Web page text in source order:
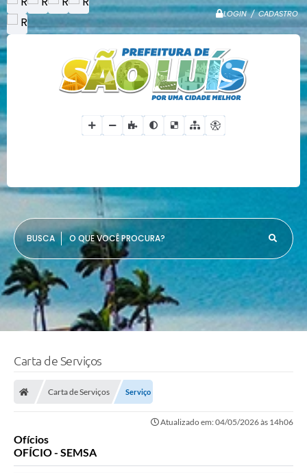
LOGIN / CADASTRO
O QUE VOCÊ PROCURA?
Carta de Serviços
Carta de Serviços Serviço
Atualizado em: 04/05/2026 às 14h06
Ofícios
OFÍCIO - SEMSA